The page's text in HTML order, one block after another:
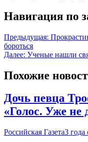
Навигация по
Предыдущая:
бороться
Далее: Ученые нашли
Похожие
Дочь певца
«Голос. Уже не
Российская Газета3 года